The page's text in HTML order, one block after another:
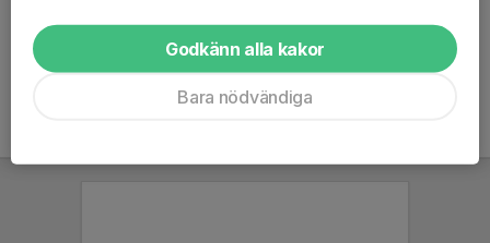
14. Älvsby IF 0 0
Godkänn alla kakor
Bara nödvändiga